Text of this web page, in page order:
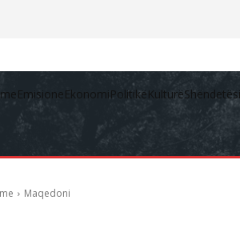
EmisioneEkonomiPolitikëKulturëShëndetësi
Maqedoni